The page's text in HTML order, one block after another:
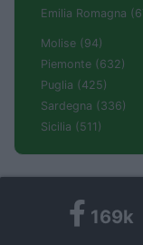
Emilia Romagna
Molise (94)
Piemonte (632)
Puglia (425)
Sardegna (336)
Sicilia (511)
169k